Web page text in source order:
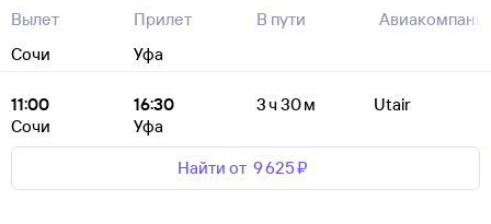
Вылет
Сочи
Прилет
Уфа
В пути
11:00
Сочи
16:30
Уфа
3 ч 30 м Utair
Найти от 9 ⁠625 ⁠₽